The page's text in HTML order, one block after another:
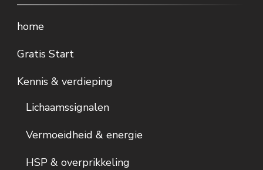
home
Gratis Start
Kennis & verdieping
Lichaamssignalen
Vermoeidheid & energie
HSP & overprikkeling